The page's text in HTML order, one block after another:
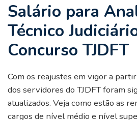
Salário para
Técnico
Concurso TJDFT
Com os reajustes em vigor a
dos servidores do TJDFT foram
atualizados. Veja como estão as
cargos de nível médio e nível